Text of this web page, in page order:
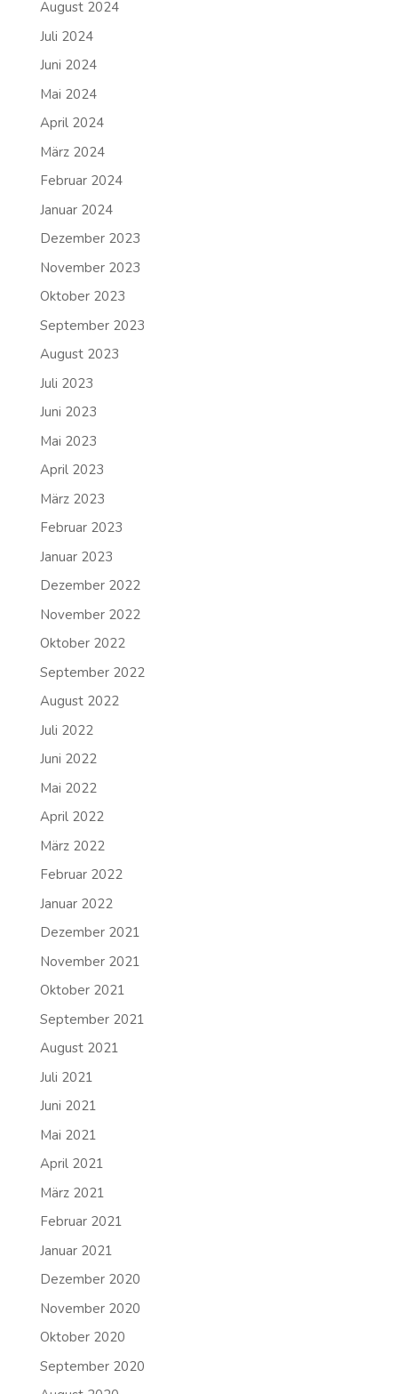
August 2024
Juli 2024
Juni 2024
Mai 2024
April 2024
März 2024
Februar 2024
Januar 2024
Dezember 2023
November 2023
Oktober 2023
September 2023
August 2023
Juli 2023
Juni 2023
Mai 2023
April 2023
März 2023
Februar 2023
Januar 2023
Dezember 2022
November 2022
Oktober 2022
September 2022
August 2022
Juli 2022
Juni 2022
Mai 2022
April 2022
März 2022
Februar 2022
Januar 2022
Dezember 2021
November 2021
Oktober 2021
September 2021
August 2021
Juli 2021
Juni 2021
Mai 2021
April 2021
März 2021
Februar 2021
Januar 2021
Dezember 2020
November 2020
Oktober 2020
September 2020